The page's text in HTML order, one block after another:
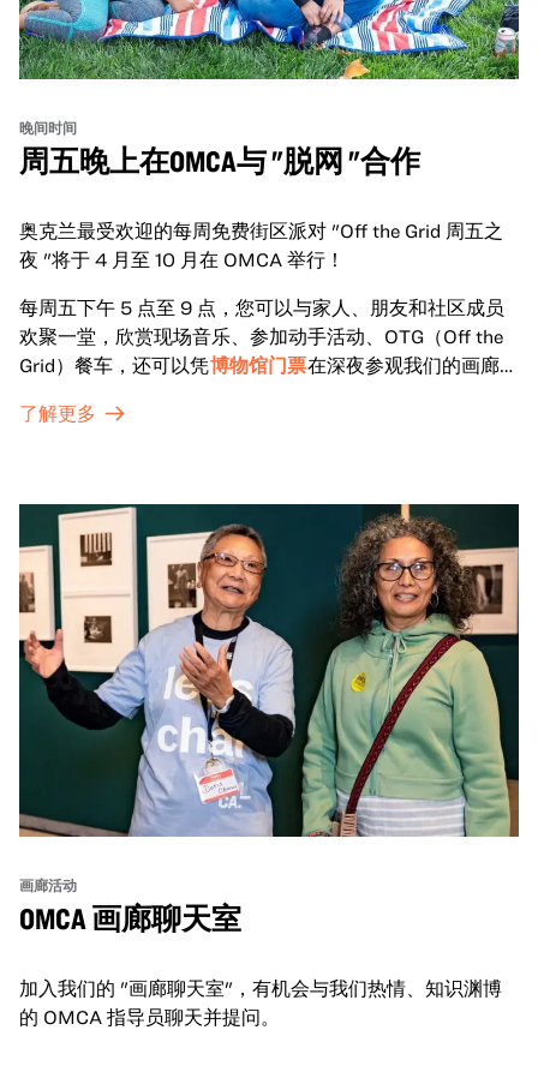
晚间时间
周五晚上在OMCA与 "脱网 "合作
奥克兰最受欢迎的每周免费街区派对 "Off the Grid 周五之
夜 "将于 4 月至 10 月在 OMCA 举行！
每周五下午 5 点至 9 点，您可以与家人、朋友和社区成员
欢聚一堂，欣赏现场音乐、参加动手活动、OTG（Off the
Grid）餐车，还可以凭博物馆门票在深夜参观我们的画廊和
了解更多
画廊活动
OMCA 画廊聊天室
加入我们的 "画廊聊天室"，有机会与我们热情、知识渊博
的 OMCA 指导员聊天并提问。